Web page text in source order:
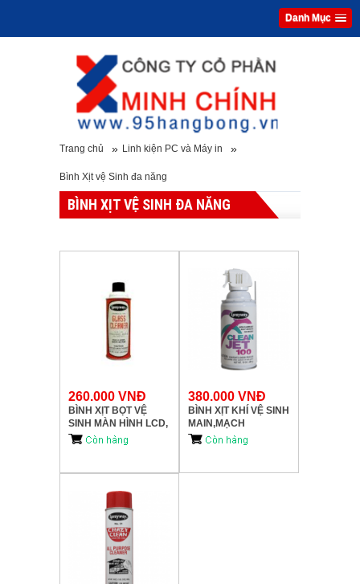
Danh Mục
Trang chủ » Linh kiện PC và Máy in »
Bình Xịt vệ Sinh đa năng
BÌNH XỊT VỆ SINH ĐA NĂNG
260.000 VNĐ
BÌNH XỊT BỌT VỆ
SINH MÀN HÌNH LCD,
KÍNH CAMERA
380.000 VNĐ
BÌNH XỊT KHÍ VỆ SINH
MAIN,MẠCH
SPRAYWAY 805